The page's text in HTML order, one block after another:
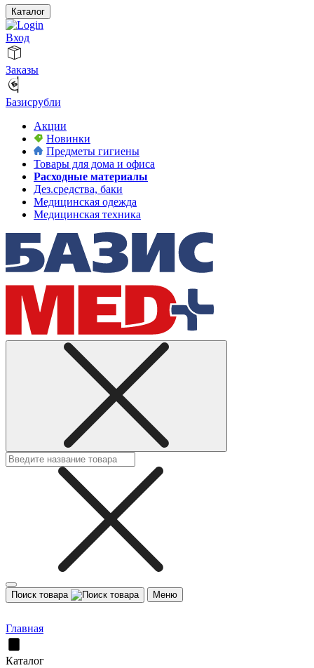
Каталог
Вход
Заказы
Базисрубли
Акции
Новинки
Предметы гигиены
Товары для дома и офиса
Расходные материалы
Дез.средства, баки
Медицинская одежда
Медицинская техника
Поиск товара Меню
Главная
Каталог